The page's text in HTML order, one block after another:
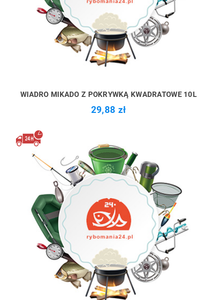
WIADRO MIKADO Z POKRYWKĄ KWADRATOWE 10L
29,88 zł